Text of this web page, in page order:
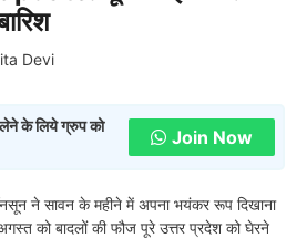
Devi
के लिये ग्रुप को
Join Now
ने सावन के महीने में अपना भयंकर रूप दिखाना
को बादलों की फौज पूरे उत्तर प्रदेश को घेरने